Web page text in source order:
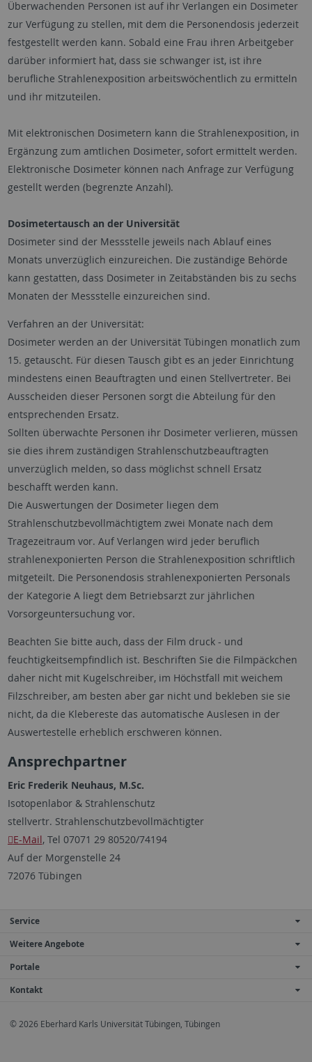
Überwachenden Personen ist auf ihr Verlangen ein Dosimeter
zur Verfügung zu stellen, mit dem die Personendosis jederzeit
festgestellt werden kann. Sobald eine Frau ihren Arbeitgeber
darüber informiert hat, dass sie schwanger ist, ist ihre
berufliche Strahlenexposition arbeitswöchentlich zu ermitteln
und ihr mitzuteilen.
Mit elektronischen Dosimetern kann die Strahlenexposition, in
Ergänzung zum amtlichen Dosimeter, sofort ermittelt werden.
Elektronische Dosimeter können nach Anfrage zur Verfügung
gestellt werden (begrenzte Anzahl).
Dosimetertausch an der Universität
Dosimeter sind der Messstelle jeweils nach Ablauf eines
Monats unverzüglich einzureichen. Die zuständige Behörde
kann gestatten, dass Dosimeter in Zeitabständen bis zu sechs
Monaten der Messstelle einzureichen sind.
Verfahren an der Universität:
Dosimeter werden an der Universität Tübingen monatlich zum
15. getauscht. Für diesen Tausch gibt es an jeder Einrichtung
mindestens einen Beauftragten und einen Stellvertreter. Bei
Ausscheiden dieser Personen sorgt die Abteilung für den
entsprechenden Ersatz.
Sollten überwachte Personen ihr Dosimeter verlieren, müssen
sie dies ihrem zuständigen Strahlenschutzbeauftragten
unverzüglich melden, so dass möglichst schnell Ersatz
beschafft werden kann.
Die Auswertungen der Dosimeter liegen dem
Strahlenschutzbevollmächtigtem zwei Monate nach dem
Tragezeitraum vor. Auf Verlangen wird jeder beruflich
strahlenexponierten Person die Strahlenexposition schriftlich
mitgeteilt. Die Personendosis strahlenexponierten Personals
der Kategorie A liegt dem Betriebsarzt zur jährlichen
Vorsorgeuntersuchung vor.
Beachten Sie bitte auch, dass der Film druck - und
feuchtigkeitsempfindlich ist. Beschriften Sie die Filmpäckchen
daher nicht mit Kugelschreiber, im Höchstfall mit weichem
Filzschreiber, am besten aber gar nicht und bekleben sie sie
nicht, da die Klebereste das automatische Auslesen in der
Auswertestelle erheblich erschweren können.
Ansprechpartner
Eric Frederik Neuhaus, M.Sc.
Isotopenlabor & Strahlenschutz
stellvertr. Strahlenschutzbevollmächtigter
E-Mail, Tel 07071 29 80520/74194
Auf der Morgenstelle 24
72076 Tübingen
Service
Weitere Angebote
Portale
Kontakt
© 2026 Eberhard Karls Universität Tübingen, Tübingen